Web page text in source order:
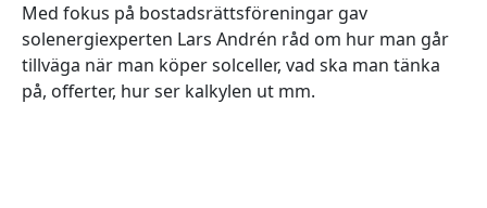
Med fokus på bostadsrättsföreningar gav
solenergiexperten Lars Andrén råd om hur man går
tillväga när man köper solceller, vad ska man tänka
på, offerter, hur ser kalkylen ut mm.